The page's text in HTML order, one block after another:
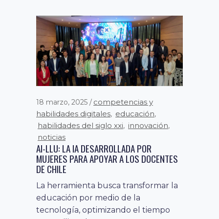
18 marzo, 2025
competencias y
habilidades digitales, educación,
habilidades del siglo xxi, innovación,
noticias
AI-LLU: LA IA DESARROLLADA POR
MUJERES PARA APOYAR A LOS DOCENTES
DE CHILE
La herramienta busca transformar la
educación por medio de la
tecnología, optimizando el tiempo
SUMMIT PAÍS DIGITAL XII RECIBE A MÁS DE
2.500 ASISTENTES EN SU PRIMERA
JORNADA
Con la presencia de la ministra del
Interior y Seguridad Pública, Carolina
Tohá, y del presidente de...